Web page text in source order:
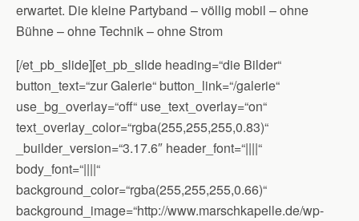
erwartet. Die kleine Partyband – völlig mobil – ohne
Bühne – ohne Technik – ohne Strom
[/et_pb_slide][et_pb_slide heading=“die Bilder“
button_text=“zur Galerie“ button_link=“/galerie“
use_bg_overlay=“off“ use_text_overlay=“on“
text_overlay_color=“rgba(255,255,255,0.83)“
_builder_version=“3.17.6″ header_font=“||||“
body_font=“||||“
background_color=“rgba(255,255,255,0.66)“
background_image=“http://www.marschkapelle.de/wp-